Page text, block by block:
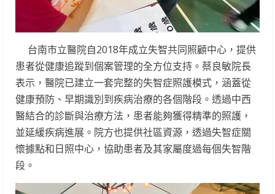
台南市立醫院自2018年成立失智共同照顧中心，提供
患者從健康追蹤到個案管理的全方位支持。蔡良敏院長
表示，醫院已建立一套完整的失智症照護模式，涵蓋從
健康預防、早期識別到疾病治療的各個階段。透過中西
醫結合的診斷與治療方法，患者能夠獲得精準的照護，
並延緩疾病進展。院方也提供社區資源，透過失智症關
懷據點和日照中心，協助患者及其家屬度過每個失智階
段。